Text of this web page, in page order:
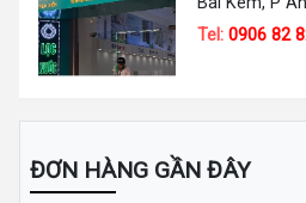
Tel:0906 82
ĐƠN HÀNG GẦN ĐÂY